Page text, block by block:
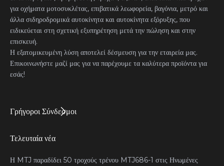
για οχήματα μοτοσυκλέτας, επιβατικά λεωφορεία, βαγόνια, μετρό και
άλλα σιδηροδρομικά αυτοκίνητα και αυτοκίνητα εξόρυξης, που
ειδικεύεται στη σχετική εξυπηρέτηση μετά την πώληση και στην
επισκευή.
Η εξατομικευμένη λύση αποτελεί δέσμευση για την εταιρεία μας.
Επικοινωνήστε μαζί μας για να παρέχουμε τα καλύτερα προϊόντα για
εσάς!
Γρήγοροι Σύνδεσμοι
Τελευταία νέα
Η MTJ παραδίδει 50 τροχούς τρένου MTJ686-1 στις Ηνωμένες